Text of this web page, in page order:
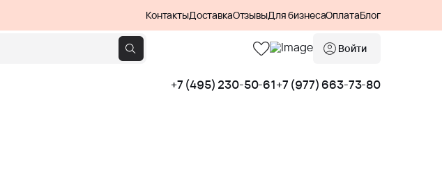
КонтактыДоставкаОтзывыДля бизнесаОплатаБлог
Войти
+7 (495) 230-50-61+7 (977) 663-73-80